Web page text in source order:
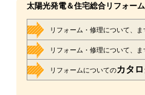
太陽光発電＆住宅総合リフォー
リフォーム・修理について、ま
リフォーム・修理について、ま
リフォームについてのカタ